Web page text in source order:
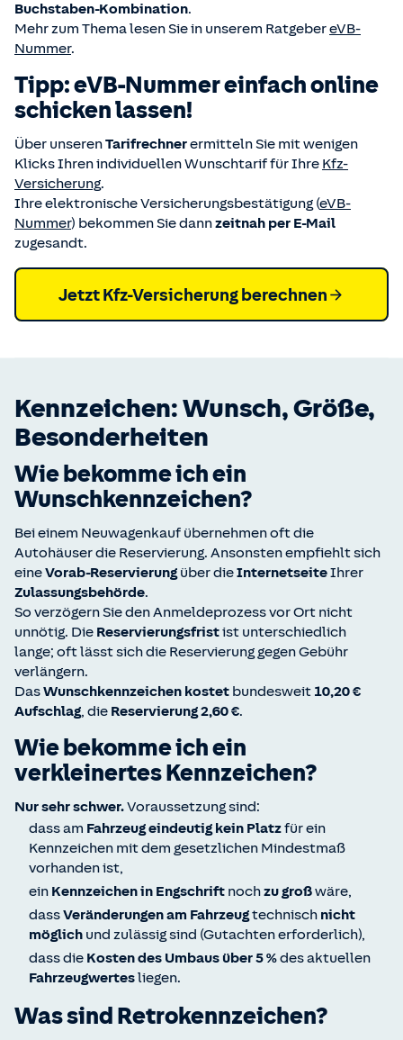
Buchstaben-Kombination.
Mehr zum Thema lesen Sie in unserem RatgebereVB-
Nummer.
Tipp: eVB-Nummer einfach online
schicken lassen!
Über unserenTarifrechnerermitteln Sie mit wenigen
Klicks Ihren individuellen Wunschtarif für Ihre Kfz-
Versicherung.
Ihre elektronische Versicherungsbestätigung (eVB-
Nummer) bekommen Sie dannzeitnah per E-Mail
zugesandt.
Jetzt Kfz-Versicherung berechnen
Kennzeichen: Wunsch, Größe,
Besonderheiten
Wie bekomme ich ein
Wunschkennzeichen?
Bei einem Neuwagenkauf übernehmen oft die
Autohäuser die Reservierung. Ansonsten empfiehlt sich
eineVorab-Reservierungüber dieInternetseiteIhrer
Zulassungsbehörde.
So verzögern Sie den Anmeldeprozess vor Ort nicht
unnötig. Die Reservierungsfristist unterschiedlich
lange; oft lässt sich die Reservierung gegen Gebühr
verlängern.
DasWunschkennzeichen kostet bundesweit 10,20 €
Aufschlag, die Reservierung 2,60 €.
Wie bekomme ich ein
verkleinertes Kennzeichen?
Nur sehr schwer.Voraussetzung sind:
dass am Fahrzeug eindeutig kein Platzfür ein
Kennzeichen mit dem gesetzlichen Mindestmaß
vorhanden ist,
ein Kennzeichen in Engschrift nochzu großwäre,
dassVeränderungen am Fahrzeugtechnisch nicht
möglich und zulässig sind (Gutachten erforderlich),
dass die Kosten des Umbaus über 5 %des aktuellen
Fahrzeugwertesliegen.
Was sind Retrokennzeichen?